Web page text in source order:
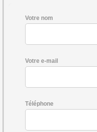
Votre nom
Votre e-mail
Téléphone